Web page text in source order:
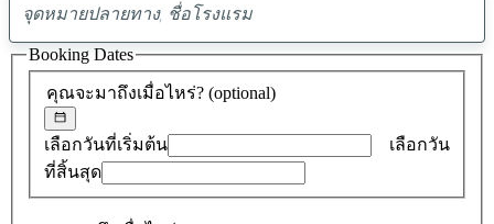
พบ
ข้อ
เสนอ
0
คุณจะมาถึงเมื่อไหร่? (optional)
เลือกวันที่เริ่มต้น
เลือกวัน
ที่สิ้นสุด
Booking Dates